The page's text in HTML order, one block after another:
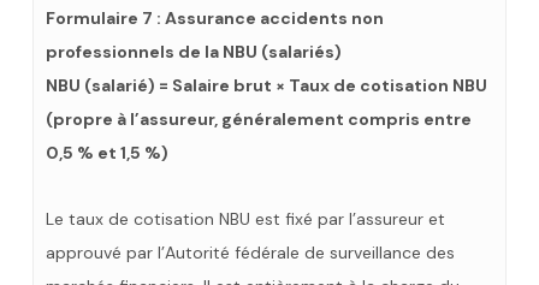
Formulaire 7 : Assurance accidents non
professionnels de la NBU (salariés)
NBU (salarié) = Salaire brut × Taux de cotisation NBU
(propre à l’assureur, généralement compris entre
0,5 % et 1,5 %)
Le taux de cotisation NBU est fixé par l’assureur et
approuvé par l’Autorité fédérale de surveillance des